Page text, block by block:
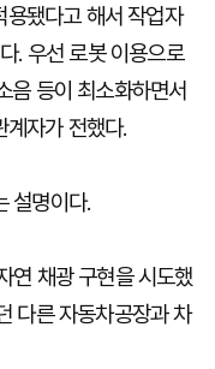
됐다고 해서 작업자
. 우선 로봇 이용으로
음 등이 최소화하면서
자가 전했다.
설명이다.
연 채광 구현을 시도했
다른 자동차공장과 차